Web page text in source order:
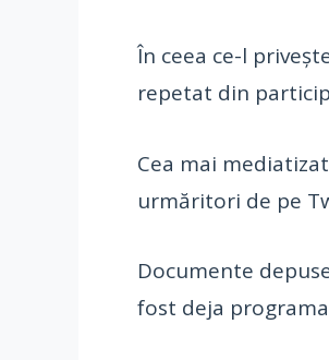
În ceea ce-l
repetat din
Cea mai
urmăritori de pe
Documente
fost deja